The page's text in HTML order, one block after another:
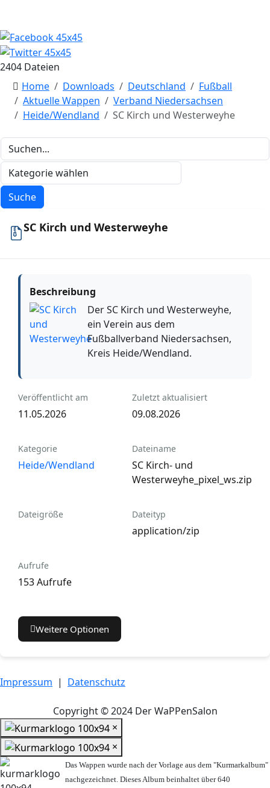
2404 Dateien
Home
Downloads Deutschland
Fußball
Aktuelle Wappen
Verband Niedersachsen
Heide/Wendland
SC Kirch und Westerweyhe
SC Kirch und Westerweyhe
Beschreibung
Der SC Kirch und Westerweyhe,
ein Verein aus dem
Fußballverband Niedersachsen,
Kreis Heide/Wendland.
Veröffentlicht am
11.05.2026
Zuletzt aktualisiert
09.08.2026
Kategorie
Heide/Wendland
Dateiname
SC Kirch- und
Westerweyhe_pixel_ws.zip
Dateigröße Dateityp
application/zip
Aufrufe
153 Aufrufe
Weitere Optionen
Impressum | Datenschutz
Copyright © 2024 Der WaPPenSalon
×
×
Das Wappen wurde nach der Vorlage aus dem "Kurmarkalbum"
nachgezeichnet. Dieses Album beinhaltet über 640